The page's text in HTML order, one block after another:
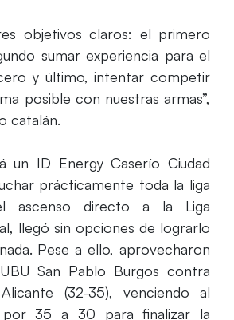
objetivos claros: el primero
sumar experiencia para el
y último, intentar competir
posible con nuestras armas”,
catalán.
un ID Energy Caserío Ciudad
prácticamente toda la liga
ascenso directo a la Liga
llegó sin opciones de lograrlo
Pese a ello, aprovecharon
San Pablo Burgos contra
(32-35), venciendo al
por 35 a 30 para finalizar la